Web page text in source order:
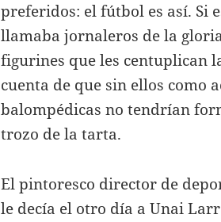
preferidos: el fútbol es así. Si
llamaba jornaleros de la
figurines que les centuplican
cuenta de que sin ellos como
balompédicas no tendrían
trozo de la tarta.
El pintoresco director de
le decía el otro día a Unai